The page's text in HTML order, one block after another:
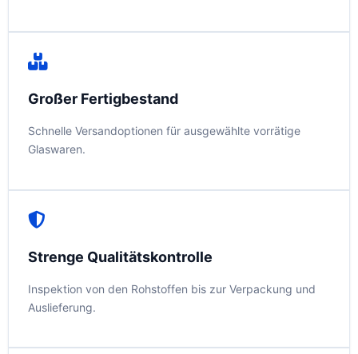
Großer Fertigbestand
Schnelle Versandoptionen für ausgewählte vorrätige
Glaswaren.
Strenge Qualitätskontrolle
Inspektion von den Rohstoffen bis zur Verpackung und
Auslieferung.